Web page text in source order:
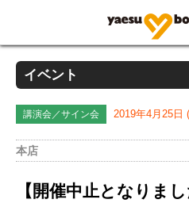
イベント
講演会／サイン会 2019年4月25日
本店
【開催中止となりま